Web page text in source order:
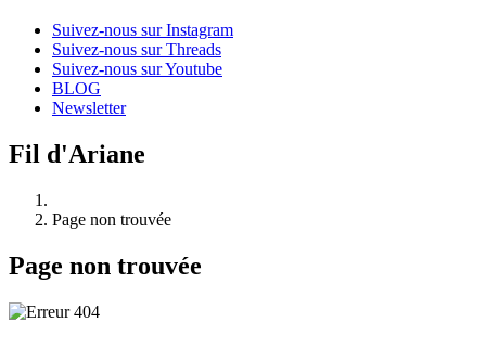
Suivez-nous sur Instagram
Suivez-nous sur Threads
Suivez-nous sur Youtube
BLOG
Newsletter
Fil d'Ariane
Page non trouvée
Page non trouvée